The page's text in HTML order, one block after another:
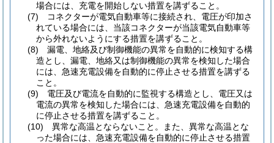
場合には、充電を開始しない措置を講ずること。
(7)
コネクターが電気自動車等に接続され、電圧が印加さ
れている場合には、当該コネクターが当該電気自動車等
から外れないようにする措置を講ずること。
(8)
漏電、地絡及び制御機能の異常を自動的に検知する構
造とし、漏電、地絡又は制御機能の異常を検知した場合
には、急速充電設備を自動的に停止させる措置を講ずる
こと。
(9)
電圧及び電流を自動的に監視する構造とし、電圧又は
電流の異常を検知した場合には、急速充電設備を自動的
に停止させる措置を講ずること。
(10)
異常な高温とならないこと。
また、異常な高温とな
った場合には、急速充電設備を自動的に停止させる措置